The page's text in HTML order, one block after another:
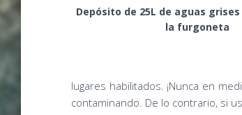
Depósito de 25L de aguas
la furgoneta
lugares habilitados. ¡Nunca en
contaminando. De lo contrario, si